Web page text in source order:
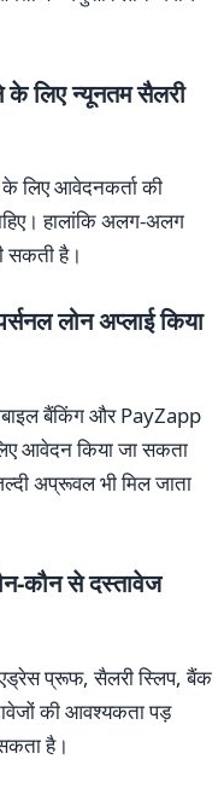
लिए न्यूनतम सैलरी
लिए आवेदनकर्ता की
हालांकि अलग-अलग
सकती है।
लोन अप्लाई किया
बैंकिंग और PayZapp
आवेदन किया जा सकता
अप्रूवल भी मिल जाता
कौन से दस्तावेज
एड्रेस प्रूफ, सैलरी स्लिप, बैंक
की आवश्यकता पड़
है।